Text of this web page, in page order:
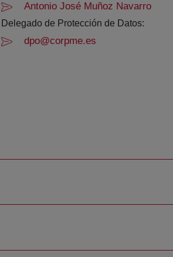
Antonio José Muñoz Navarro
Delegado de Protección de Datos:
dpo@corpme.es